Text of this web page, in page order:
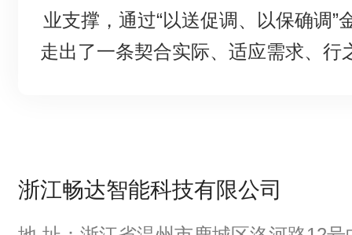
业支撑，通过“以送促调、以保确调”
走出了一条契合实际、适应需求、行
浙江畅达智能科技有限公司